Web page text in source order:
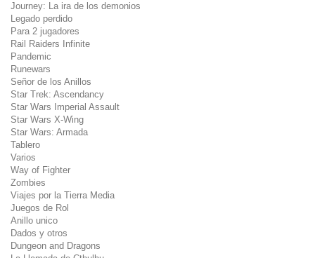
Journey: La ira de los demonios
Legado perdido
Para 2 jugadores
Rail Raiders Infinite
Pandemic
Runewars
Señor de los Anillos
Star Trek: Ascendancy
Star Wars Imperial Assault
Star Wars X-Wing
Star Wars: Armada
Tablero
Varios
Way of Fighter
Zombies
Viajes por la Tierra Media
Juegos de Rol
Anillo unico
Dados y otros
Dungeon and Dragons